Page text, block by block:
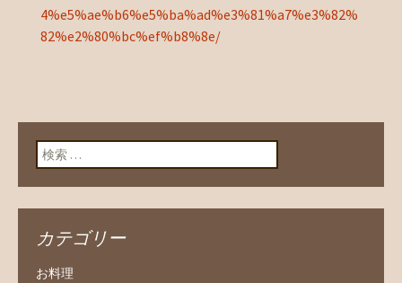
4%e5%ae%b6%e5%ba%ad%e3%81%a7%e3%82%
82%e2%80%bc%ef%b8%8e/
検索:
カテゴリー
お料理